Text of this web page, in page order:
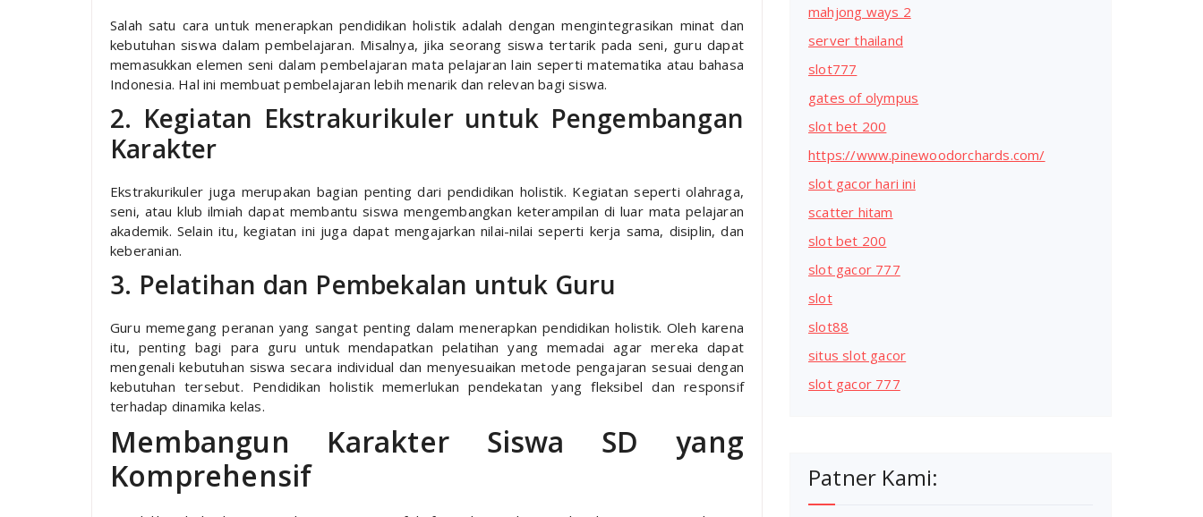
Salah satu cara untuk menerapkan pendidikan holistik adalah dengan mengintegrasikan minat dan
kebutuhan siswa dalam pembelajaran. Misalnya, jika seorang siswa tertarik pada seni, guru dapat
memasukkan elemen seni dalam pembelajaran mata pelajaran lain seperti matematika atau bahasa
Indonesia. Hal ini membuat pembelajaran lebih menarik dan relevan bagi siswa.
2. Kegiatan Ekstrakurikuler untuk Pengembangan
Karakter
Ekstrakurikuler juga merupakan bagian penting dari pendidikan holistik. Kegiatan seperti olahraga,
seni, atau klub ilmiah dapat membantu siswa mengembangkan keterampilan di luar mata pelajaran
akademik. Selain itu, kegiatan ini juga dapat mengajarkan nilai-nilai seperti kerja sama, disiplin, dan
keberanian.
3. Pelatihan dan Pembekalan untuk Guru
Guru memegang peranan yang sangat penting dalam menerapkan pendidikan holistik. Oleh karena
itu, penting bagi para guru untuk mendapatkan pelatihan yang memadai agar mereka dapat
mengenali kebutuhan siswa secara individual dan menyesuaikan metode pengajaran sesuai dengan
kebutuhan tersebut. Pendidikan holistik memerlukan pendekatan yang fleksibel dan responsif
terhadap dinamika kelas.
Membangun Karakter Siswa SD yang
Komprehensif
mahjong ways 2
server thailand
slot777
gates of olympus
slot bet 200
https://www.pinewoodorchards.com/
slot gacor hari ini
scatter hitam
slot bet 200
slot gacor 777
slot
slot88
situs slot gacor
slot gacor 777
Patner Kami: